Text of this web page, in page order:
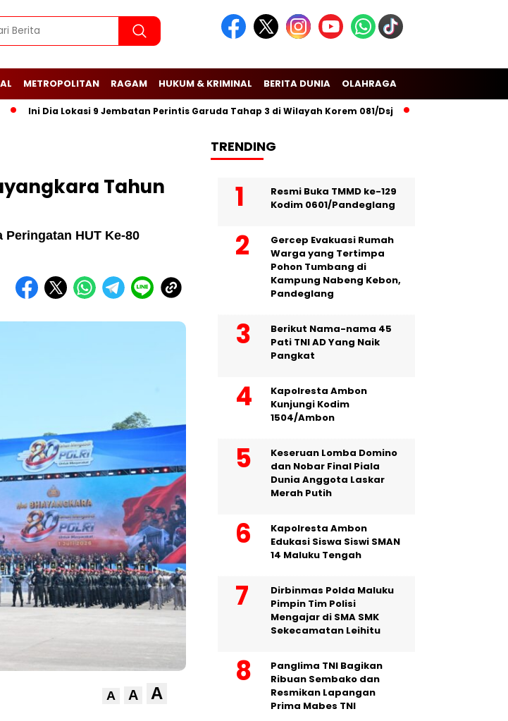
METROPOLITAN RAGAM HUKUM & KRIMINAL BERITA DUNIA OLAHRAGA
Lokasi 9 Jembatan Perintis Garuda Tahap 3 di Wilayah Korem 081/Dsj Puslitbang Polri Lakukan
Tahun
HUT Ke-80
A A A
TRENDING
Resmi Buka TMMD ke-129
Kodim 0601/Pandeglang
Gercep Evakuasi Rumah
Warga yang Tertimpa
Pohon Tumbang di
Kampung Nabeng Kebon,
Pandeglang
Berikut Nama-nama 45
Pati TNI AD Yang Naik
Pangkat
Kapolresta Ambon
Kunjungi Kodim
1504/Ambon
Keseruan Lomba Domino
dan Nobar Final Piala
Dunia Anggota Laskar
Merah Putih
Kapolresta Ambon
Edukasi Siswa Siswi SMAN
14 Maluku Tengah
Dirbinmas Polda Maluku
Pimpin Tim Polisi
Mengajar di SMA SMK
Sekecamatan Leihitu
Panglima TNI Bagikan
Ribuan Sembako dan
Resmikan Lapangan
Prima Mabes TNI